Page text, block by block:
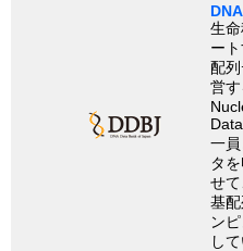
生
ー
配
営
一
タ
せ
基
ン
し